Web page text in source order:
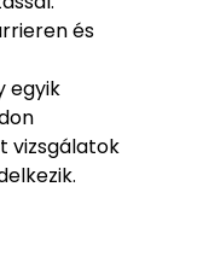
és
egyik
vizsgálatok